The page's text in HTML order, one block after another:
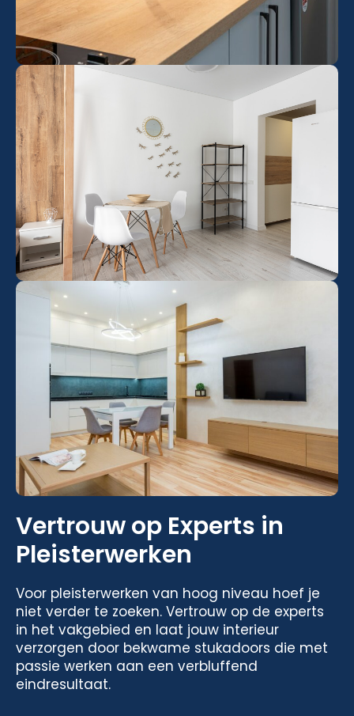
Vertrouw op Experts in
Pleisterwerken
Voor pleisterwerken van hoog niveau hoef je
niet verder te zoeken. Vertrouw op de experts
in het vakgebied en laat jouw interieur
verzorgen door bekwame stukadoors die met
passie werken aan een verbluffend
eindresultaat.